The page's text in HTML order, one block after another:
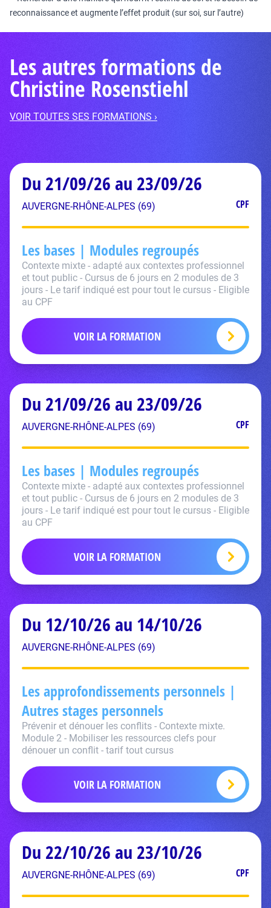
reconnaissance et augmente l’effet produit (sur soi, sur l’autre)
Les autres formations de
Christine Rosenstiehl
VOIR TOUTES SES FORMATIONS ›
Du 21/09/26 au 23/09/26
AUVERGNE-RHÔNE-ALPES (69) CPF
Les bases | Modules regroupés
Contexte mixte - adapté aux contextes professionnel
et tout public - Cursus de 6 jours en 2 modules de 3
jours - Le tarif indiqué est pour tout le cursus - Eligible
au CPF
VOIR LA FORMATION
Du 21/09/26 au 23/09/26
AUVERGNE-RHÔNE-ALPES (69) CPF
Les bases | Modules regroupés
Contexte mixte - adapté aux contextes professionnel
et tout public - Cursus de 6 jours en 2 modules de 3
jours - Le tarif indiqué est pour tout le cursus - Eligible
au CPF
VOIR LA FORMATION
Du 12/10/26 au 14/10/26
AUVERGNE-RHÔNE-ALPES (69)
Les approfondissements personnels |
Autres stages personnels
Prévenir et dénouer les conflits - Contexte mixte.
Module 2 - Mobiliser les ressources clefs pour
dénouer un conflit - tarif tout cursus
VOIR LA FORMATION
Du 22/10/26 au 23/10/26
AUVERGNE-RHÔNE-ALPES (69) CPF